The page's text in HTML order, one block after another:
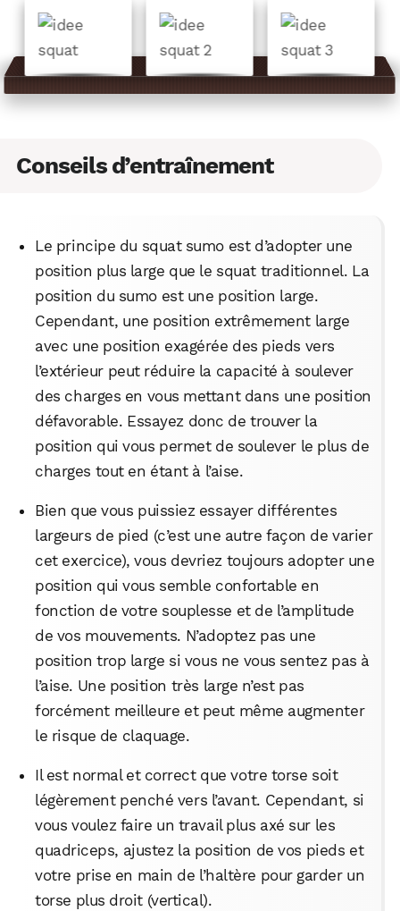
Conseils d’entraînement
Le principe du squat sumo est d’adopter une
position plus large que le squat traditionnel. La
position du sumo est une position large.
Cependant, une position extrêmement large
avec une position exagérée des pieds vers
l’extérieur peut réduire la capacité à soulever
des charges en vous mettant dans une position
défavorable. Essayez donc de trouver la
position qui vous permet de soulever le plus de
charges tout en étant à l’aise.
Bien que vous puissiez essayer différentes
largeurs de pied (c’est une autre façon de varier
cet exercice), vous devriez toujours adopter une
position qui vous semble confortable en
fonction de votre souplesse et de l’amplitude
de vos mouvements. N’adoptez pas une
position trop large si vous ne vous sentez pas à
l’aise. Une position très large n’est pas
forcément meilleure et peut même augmenter
le risque de claquage.
Il est normal et correct que votre torse soit
légèrement penché vers l’avant. Cependant, si
vous voulez faire un travail plus axé sur les
quadriceps, ajustez la position de vos pieds et
votre prise en main de l’haltère pour garder un
torse plus droit (vertical).